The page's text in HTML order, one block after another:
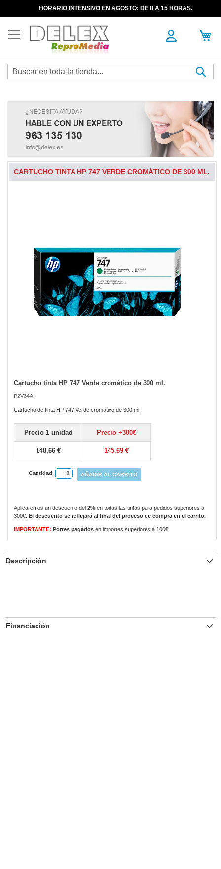
HORARIO INTENSIVO EN AGOSTO: DE 8 A 15 HORAS.
CARTUCHO TINTA HP 747 VERDE CROMÁTICO DE 300 ML.
Cartucho tinta HP 747 Verde cromático de 300 ml.
P2V84A
Cartucho de tinta HP 747 Verde cromático de 300 ml.
Precio 1 unidad Precio +300€
148,66 € 145,69 €
Cantidad AÑADIR AL CARRITO
Aplicaremos un descuento del 2% en todas las tintas para pedidos superiores a
300€.
El descuento se reflejará al final del proceso de compra en el carrito.
IMPORTANTE: Portes pagados en importes superiores a 100€.
Skip
the
beginning
the
images
gallery
Descripción
Financiación